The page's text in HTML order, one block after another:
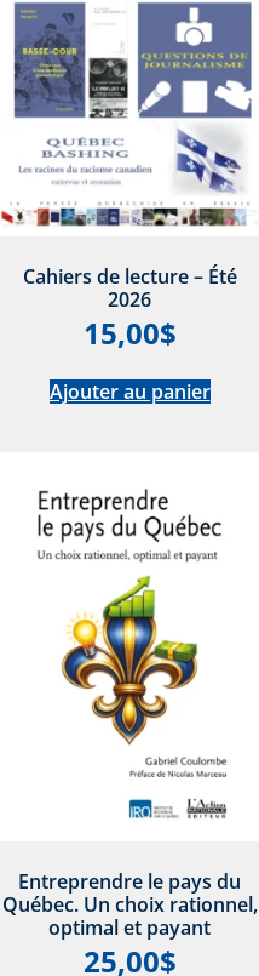
Cahiers de lecture – Été
2026
15,00$
Ajouter au panier
Entreprendre le pays du
Québec. Un choix rationnel,
optimal et payant
25,00$